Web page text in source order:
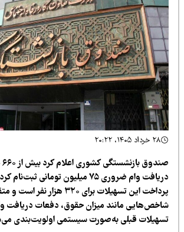
صندوق بازنشستگی
دریافت وام ضروری ۷۵ میلیون تومانی ثبت‌نام
پرداخت این تسهیلات برای ۳۲۰ هزار نفر
مانند میزان حقوق، دفعات دریافت وام و
قبلی به‌صورت سیستمی اولویت‌بندی می‌شوند.